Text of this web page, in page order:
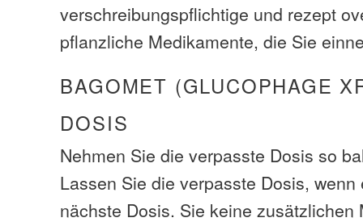
verschreibungspflichtige und rezept
pflanzliche Medikamente, die Sie
BAGOMET (GLUCOPHAGE
DOSIS
Nehmen Sie die verpasste Dosis so
Lassen Sie die verpasste Dosis,
nächste Dosis. Sie keine zusätzlichen